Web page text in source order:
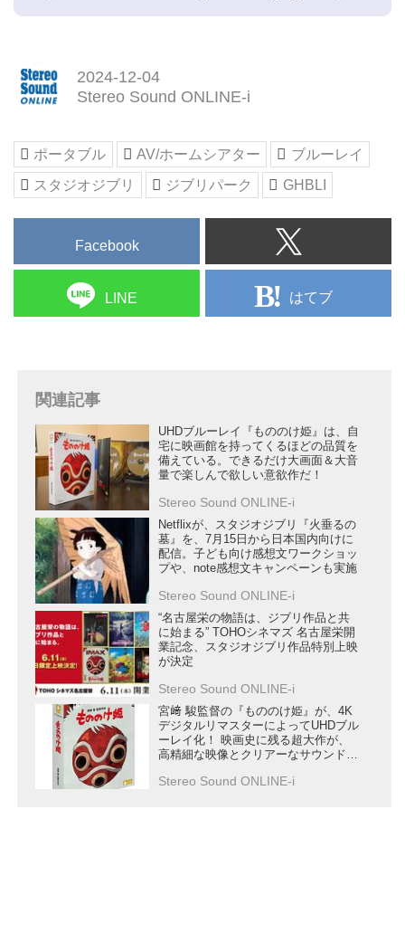
2024-12-04
Stereo Sound ONLINE-i
ポータブル AV/ホームシアター
ブルーレイ
スタジオジブリ
ジブリパーク GHBLI
Facebook
LINE はてブ
関連記事
UHDブルーレイ『もののけ姫』は、自
宅に映画館を持ってくるほどの品質を
備えている。できるだけ大画面＆大音
量で楽しんで欲しい意欲作だ！
Stereo Sound ONLINE-i
Netflixが、スタジオジブリ『火垂るの
墓』を、7月15日から日本国内向けに
配信。子ども向け感想文ワークショッ
プや、note感想文キャンペーンも実施
Stereo Sound ONLINE-i
“名古屋栄の物語は、ジブリ作品と共
に始まる” TOHOシネマズ 名古屋栄開
業記念、スタジオジブリ作品特別上映
が決定
Stereo Sound ONLINE-i
宮﨑 駿監督の『もののけ姫』が、4K
デジタルリマスターによってUHDブル
ーレイ化！ 映画史に残る超大作が、
高精細な映像とクリアーなサウンド
Stereo Sound ONLINE-i